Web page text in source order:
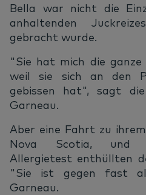
Bella war nicht die
anhaltenden
gebracht wurde.
"Sie hat mich die
weil sie sich an den
gebissen hat", sagt
Garneau.
Aber eine Fahrt zu
Nova Scotia, und
Allergietest enthüllten
"Sie ist gegen fast
Garneau.